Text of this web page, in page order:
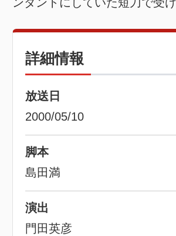
詳細情報
放送日
2000/05/10
脚本
島田満
演出
門田英彦